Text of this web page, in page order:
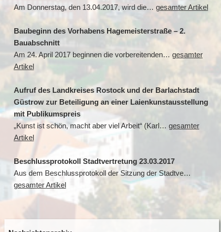
Am Donnerstag, den 13.04.2017, wird die… gesamter Artikel
Baubeginn des Vorhabens Hagemeisterstraße – 2.
Bauabschnitt
Am 24. April 2017 beginnen die vorbereitenden… gesamter
Artikel
Aufruf des Landkreises Rostock und der Barlachstadt
Güstrow zur Beteiligung an einer Laienkunstausstellung
mit Publikumspreis
„Kunst ist schön, macht aber viel Arbeit“ (Karl… gesamter
Artikel
Beschlussprotokoll Stadtvertretung 23.03.2017
Aus dem Beschlussprotokoll der Sitzung der Stadtve…
gesamter Artikel